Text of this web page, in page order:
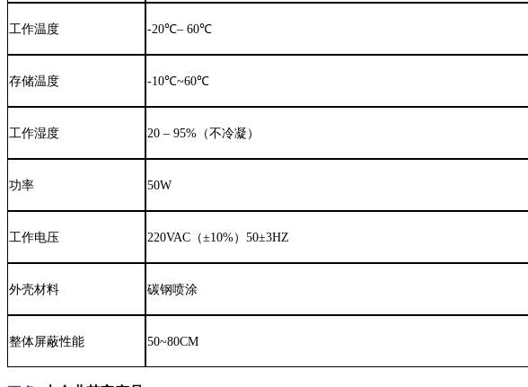
工作温度 -20℃– 60℃
存储温度 -10℃~60℃
工作湿度 20 –95% （不冷凝）
功率 50W
工作电压 220VAC（±10%）50±3HZ
外壳材料 碳钢喷涂
整体屏蔽性能 50~80CM